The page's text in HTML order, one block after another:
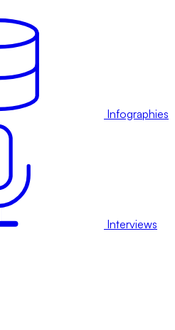
Infographies
Interviews